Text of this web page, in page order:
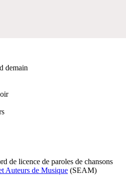
demain
de licence de paroles de chansons
Auteurs de Musique (SEAM)